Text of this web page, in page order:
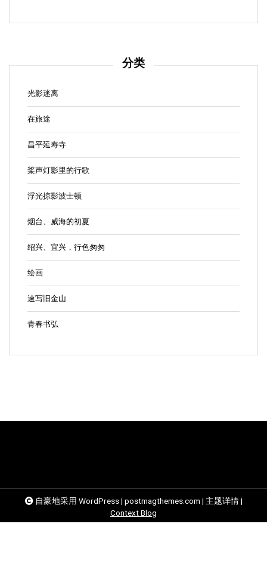
分类
光影迷离
在旅途
昌平延寿寺
桨声灯影里的行歌
浮光掠影波士顿
烟台、威海的初夏
绍兴、宜兴，行色匆匆
绘画
速写旧金山
青春书弘
自豪地采用 WordPress| postmagthemes.com | 主题详情|
Context Blog